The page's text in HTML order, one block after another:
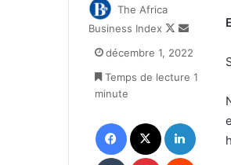
The Africa
Business Index
Follow
X
Envoyer
courriel
décembre 1, 2022
Temps de lecture 1
minute
Facebook
Tumblr Pinterest